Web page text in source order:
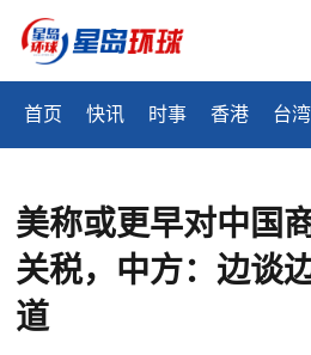
首页 快讯 时事 香港 台湾
美称或更早对中国
关税，中方：边谈
道